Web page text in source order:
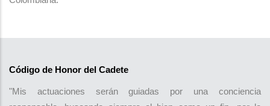
Código de Honor del Cadete
"Mis actuaciones serán guiadas por una conciencia